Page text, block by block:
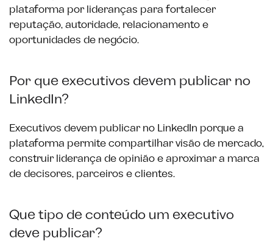
plataforma por lideranças para fortalecer
reputação, autoridade, relacionamento e
oportunidades de negócio.
Por que executivos devem publicar no
LinkedIn?
Executivos devem publicar no LinkedIn porque a
plataforma permite compartilhar visão de mercado,
construir liderança de opinião e aproximar a marca
de decisores, parceiros e clientes.
Que tipo de conteúdo um executivo
deve publicar?